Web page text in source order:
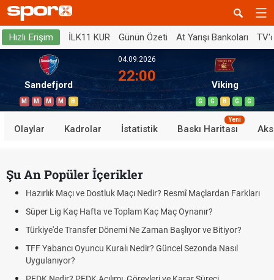
Hızlı Erişim İLK11 KUR Günün Özeti At Yarışı Bankoları
Sandefjord
M M M M B
04.09.2026
22:00
Viking
G G B G G
Olaylar Kadrolar İstatistik Baskı Haritası
Yeni
Şu An Popüler İçerikler
Hazırlık Maçı ve Dostluk Maçı Nedir? Resmî Maçlardan Farkları
Süper Lig Kaç Hafta ve Toplam Kaç Maç Oynanır?
Türkiye'de Transfer Dönemi Ne Zaman Başlıyor ve Bitiyor?
TFF Yabancı Oyuncu Kuralı Nedir? Güncel Sezonda Nasıl
Uygulanıyor?